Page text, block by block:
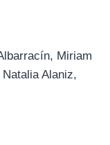
Miriam
Alaniz,